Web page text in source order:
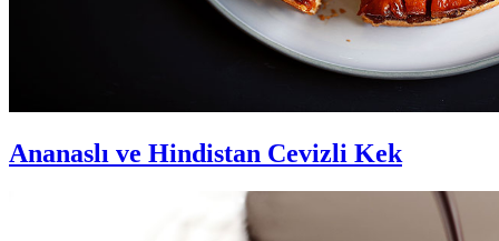
Ananaslı ve Hindistan Cevizli Kek